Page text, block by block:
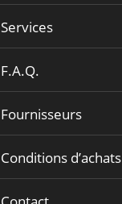
Services
F.A.Q.
Fournisseurs
Conditions d’achats